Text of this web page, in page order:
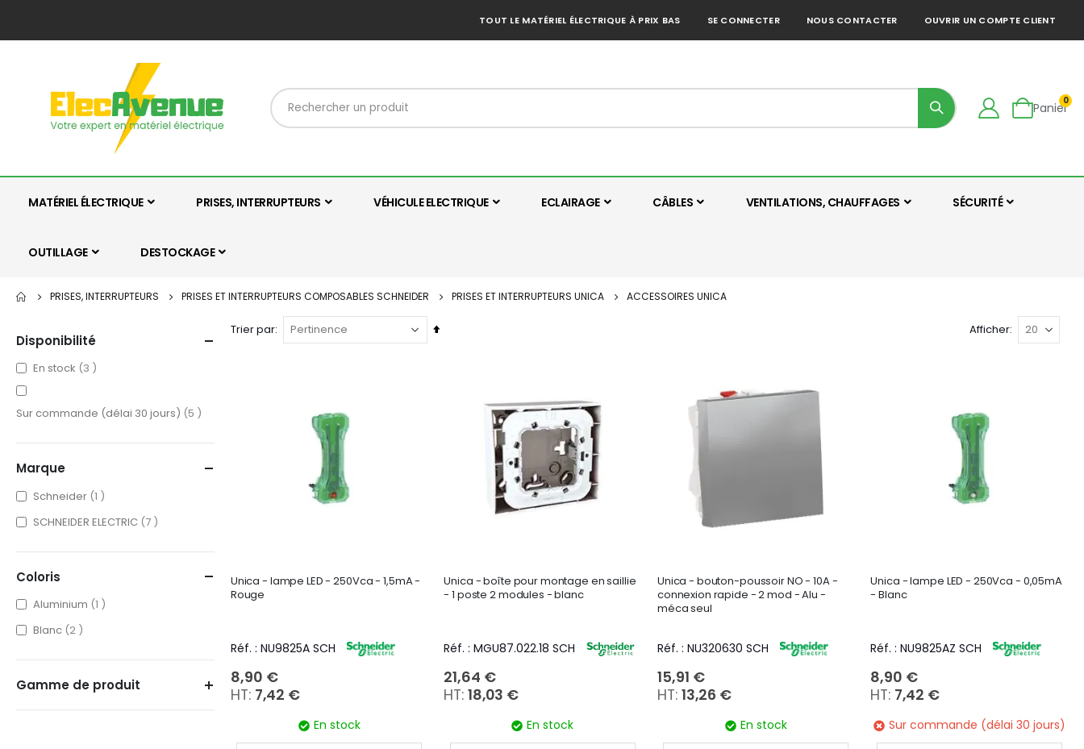
TOUT LE MATÉRIEL ÉLECTRIQUE À PRIX BAS SE CONNECTER NOUS CONTACTER OUVRIR UN COMPTE CLIENT
Panier
0
MATÉRIEL ÉLECTRIQUE PRISES, INTERRUPTEURS VÉHICULE ELECTRIQUE ECLAIRAGE CÂBLES VENTILATIONS, CHAUFFAGES SÉCURITÉ
OUTILLAGE DESTOCKAGE
PRISES, INTERRUPTEURS PRISES ET INTERRUPTEURS COMPOSABLES SCHNEIDER PRISES ET INTERRUPTEURS UNICA ACCESSOIRES UNICA
Trier par
Par
Afficher
Unica - lampe LED - 250Vca - 1,5mA -
Rouge
Réf. : NU9825A SCH
8,90 €
7,42 €
En stock
Unica - boîte pour montage en saillie
- 1 poste 2 modules - blanc
Réf. : MGU87.022.18 SCH
21,64 €
18,03 €
En stock
Unica - bouton-poussoir NO - 10A -
connexion rapide - 2 mod - Alu -
méca seul
Réf. : NU320630 SCH
15,91 €
13,26 €
En stock
Unica - lampe LED - 250Vca - 0,05mA
- Blanc
Réf. : NU9825AZ SCH
8,90 €
7,42 €
Sur commande (délai 30 jours)
Disponibilité
En stock 3 items
Sur commande (délai 30 jours) 5 items
Marque
Schneider 1 item
SCHNEIDER ELECTRIC 7 items
Coloris
Aluminium 1 item
Blanc 2 items
Gamme de produit